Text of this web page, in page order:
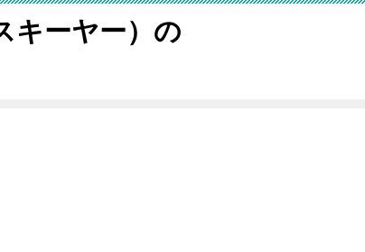
キーヤー）の